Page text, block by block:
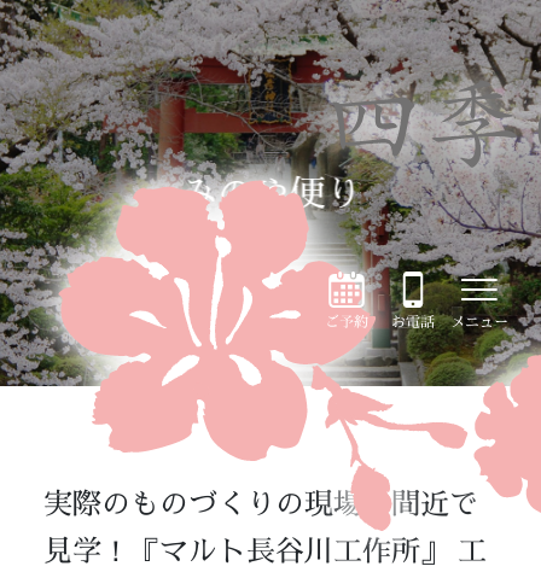
ご予約 お電話 メニュー
みのや便り
実際のものづくりの現場を間近で
見学！『マルト長谷川工作所』 工